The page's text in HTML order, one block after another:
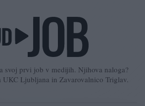
svoj prvi job v medijih. Njihova naloga?
UKC Ljubljana in Zavarovalnico Triglav.